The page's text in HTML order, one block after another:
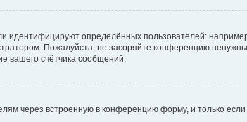
определённых пользователей:
Пожалуйста, не засоряйте конференцию
вашего счётчика сообщений.
через встроенную в конференцию форму, и только